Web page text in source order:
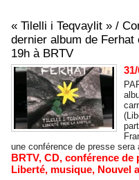
« Tilelli i Teqvaylit » /
dernier album de
19h à BRTV
une conférence de presse sera
BRTV, CD, conférence de
Liberté, musique, Nouvel